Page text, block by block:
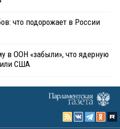
что подорожает в России
в ООН «забыли», что ядерную
США